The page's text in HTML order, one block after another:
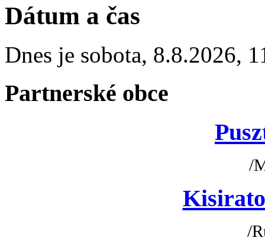
Dátum a čas
Dnes je sobota, 8.8.2026,
Partnerské obce
/
/